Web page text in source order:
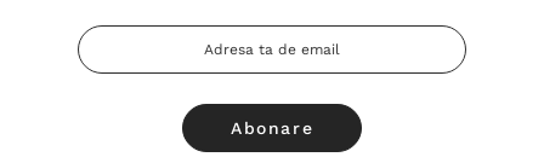
Adresa
Email